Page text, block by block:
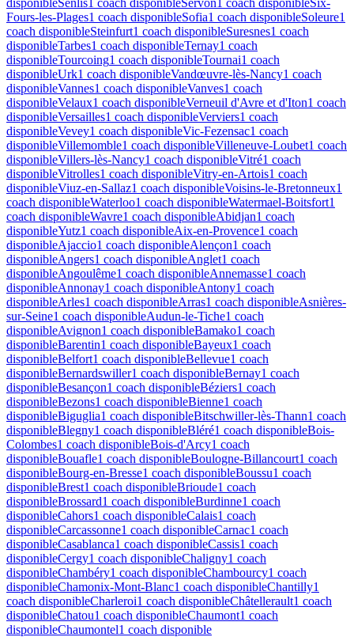
Fours-les-Plages1 coach disponibleSofia1 coach disponibleSoleure1
coach disponibleSteinfurt1 coach disponibleSuresnes1 coach
disponibleTarbes1 coach disponibleTernay1 coach
disponibleTourcoing1 coach disponibleTournai1 coach
disponibleUrk1 coach disponibleVandœuvre-lès-Nancy1 coach
disponibleVannes1 coach disponibleVanves1 coach
disponibleVelaux1 coach disponibleVerneuil d'Avre et d'Iton1 coach
disponibleVersailles1 coach disponibleVerviers1 coach
disponibleVevey1 coach disponibleVic-Fezensac1 coach
disponibleVillemomble1 coach disponibleVilleneuve-Loubet1 coach
disponibleVillers-lès-Nancy1 coach disponibleVitré1 coach
disponibleVitrolles1 coach disponibleVitry-en-Artois1 coach
disponibleViuz-en-Sallaz1 coach disponibleVoisins-le-Bretonneux1
coach disponibleWaterloo1 coach disponibleWatermael-Boitsfort1
coach disponibleWavre1 coach disponibleAbidjan1 coach
disponibleYutz1 coach disponibleAix-en-Provence1 coach
disponibleAjaccio1 coach disponibleAlençon1 coach
disponibleAngers1 coach disponibleAnglet1 coach
disponibleAngoulême1 coach disponibleAnnemasse1 coach
disponibleAnnonay1 coach disponibleAntony1 coach
disponibleArles1 coach disponibleArras1 coach disponibleAsnières-
sur-Seine1 coach disponibleAudun-le-Tiche1 coach
disponibleAvignon1 coach disponibleBamako1 coach
disponibleBarentin1 coach disponibleBayeux1 coach
disponibleBelfort1 coach disponibleBellevue1 coach
disponibleBernardswiller1 coach disponibleBernay1 coach
disponibleBesançon1 coach disponibleBéziers1 coach
disponibleBezons1 coach disponibleBienne1 coach
disponibleBiguglia1 coach disponibleBitschwiller-lès-Thann1 coach
disponibleBlegny1 coach disponibleBléré1 coach disponibleBois-
Colombes1 coach disponibleBois-d'Arcy1 coach
disponibleBouafle1 coach disponibleBoulogne-Billancourt1 coach
disponibleBourg-en-Bresse1 coach disponibleBoussu1 coach
disponibleBrest1 coach disponibleBrioude1 coach
disponibleBrossard1 coach disponibleBurdinne1 coach
disponibleCahors1 coach disponibleCalais1 coach
disponibleCarcassonne1 coach disponibleCarnac1 coach
disponibleCasablanca1 coach disponibleCassis1 coach
disponibleCergy1 coach disponibleChaligny1 coach
disponibleChambéry1 coach disponibleChambourcy1 coach
disponibleChamonix-Mont-Blanc1 coach disponibleChantilly1
coach disponibleCharleroi1 coach disponibleChâtellerault1 coach
disponibleChatou1 coach disponibleChaumont1 coach
disponibleChaumontel1 coach disponible